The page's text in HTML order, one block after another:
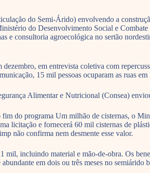
do Semi-Árido) envolvendo a
do Desenvolvimento Social e
e consultoria agroecológica no sertão
em entrevista coletiva com
15 mil pessoas ocuparam as ruas
Alimentar e Nutricional (Consea)
fim do programa Um milhão de cisternas, o
licitação e fornecerá 60 mil cisternas de
não confirma nem desmente esse valor.
mil, incluindo material e mão-de-obra. Os
em dois ou três meses no semiárido